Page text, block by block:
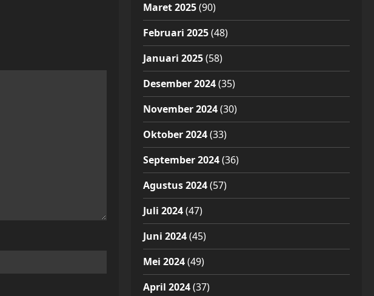
Maret 2025(90)
Februari 2025(48)
Januari 2025(58)
Desember 2024(35)
November 2024(30)
Oktober 2024(33)
September 2024(36)
Agustus 2024(57)
Juli 2024(47)
Juni 2024(45)
Mei 2024(49)
April 2024(37)